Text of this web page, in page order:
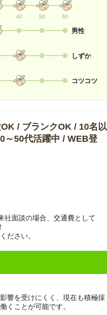
40 50 60
男性
しずか
コツコツ
/ ブランクOK / 10名以
～50代活躍中 / WEB登
面談の場合、交通費として
ださい。
響を受けにくく、現在も積極採
くことが可能です。